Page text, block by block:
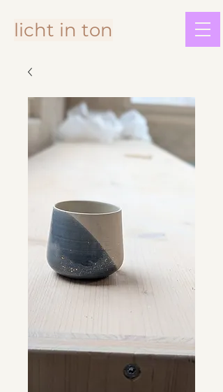
licht in ton